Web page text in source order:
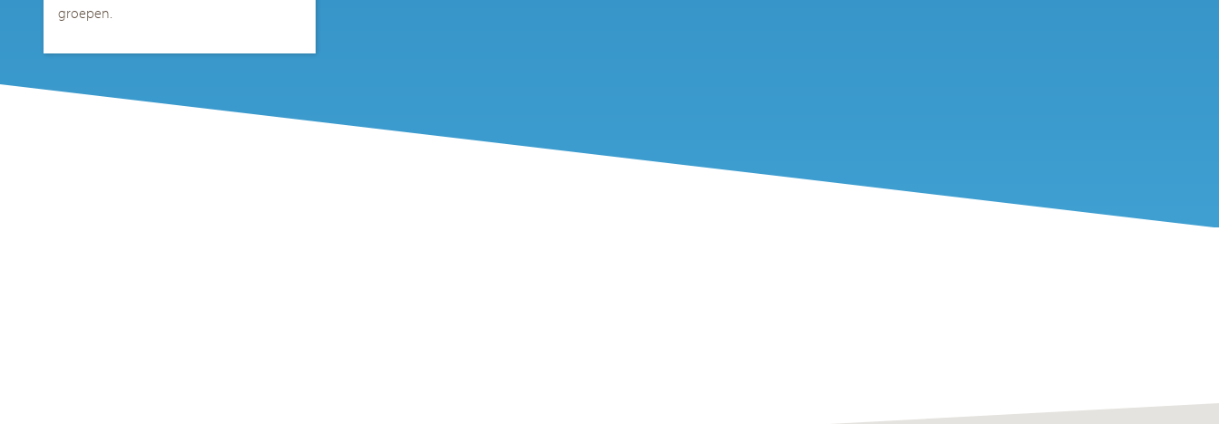
groepen.